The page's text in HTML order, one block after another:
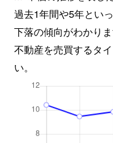
過去1年間や5年とい
下落の傾向がわかりま
不動産を売買するタ
い。